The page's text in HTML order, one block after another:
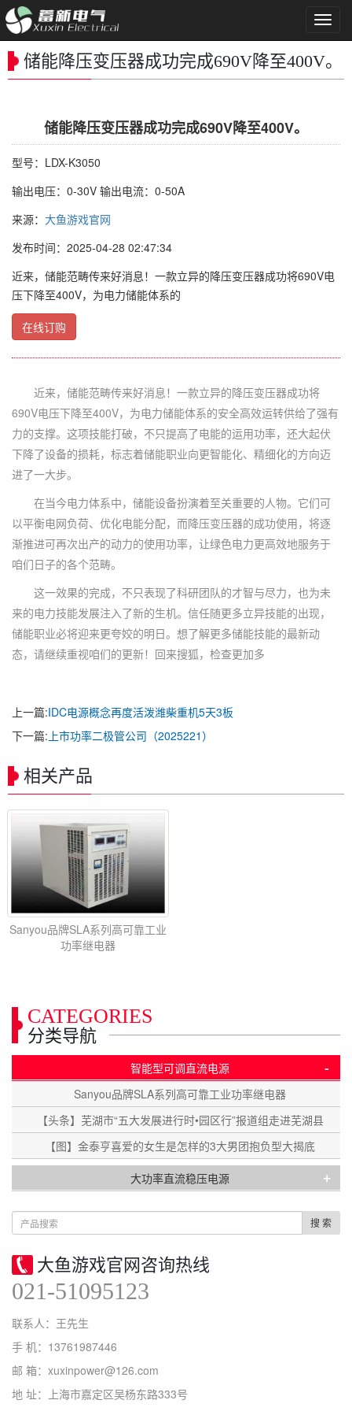
导
航
菜
单
储能降压变压器成功完成690V降至400V。
储能降压变压器成功完成690V降至400V。
型号：LDX-K3050
输出电压：0-30V 输出电流：0-50A
来源： 大鱼游戏官网
发布时间：2025-04-28 02:47:34
近来，储能范畴传来好消息！一款立异的降压变压器成功将690V电
压下降至400V，为电力储能体系的
在线订购
近来，储能范畴传来好消息！一款立异的降压变压器成功将
690V电压下降至400V，为电力储能体系的安全高效运转供给了强有
力的支撑。这项技能打破，不只提高了电能的运用功率，还大起伏
下降了设备的损耗，标志着储能职业向更智能化、精细化的方向迈
进了一大步。
在当今电力体系中，储能设备扮演着至关重要的人物。它们可
以平衡电网负荷、优化电能分配，而降压变压器的成功使用，将逐
渐推进可再次出产的动力的使用功率，让绿色电力更高效地服务于
咱们日子的各个范畴。
这一效果的完成，不只表现了科研团队的才智与尽力，也为未
来的电力技能发展注入了新的生机。信任随更多立异技能的出现，
储能职业必将迎来更夸姣的明日。想了解更多储能技能的最新动
态，请继续重视咱们的更新！回来搜狐，检查更加多
上一篇:IDC电源概念再度活泼潍柴重机5天3板
下一篇: 上市功率二极管公司（2025221）
相关产品
Sanyou品牌SLA系列高可靠工业
功率继电器
CATEGORIES
分类导航
智能型可调直流电源 -
Sanyou品牌SLA系列高可靠工业功率继电器
【头条】芜湖市“五大发展进行时•园区行”报道组走进芜湖县
【图】金泰亨喜爱的女生是怎样的3大男团抱负型大揭底
大功率直流稳压电源 +
搜 索
大鱼游戏官网咨询热线
021-51095123
联系人：王先生
手 机：13761987446
邮 箱：xuxinpower@126.com
地 址：上海市嘉定区吴杨东路333号